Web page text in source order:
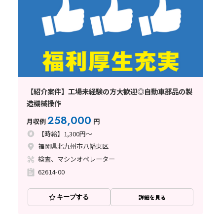
【紹介案件】工場未経験の方大歓迎◎自動車部品の製
造機械操作
月収例258,000 円
【時給】1,300円～
福岡県北九州市八幡東区
検査、マシンオペレーター
62614-00
キープする 詳細を見る